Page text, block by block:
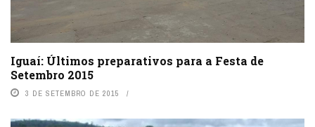
Iguaí: Últimos preparativos para a Festa de
Setembro 2015
3 DE SETEMBRO DE 2015